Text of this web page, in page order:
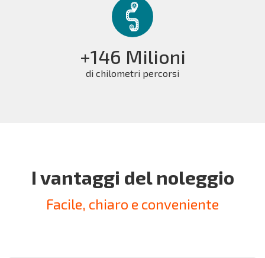
+146 Milioni
di chilometri percorsi
I vantaggi del noleggio
Facile, chiaro e conveniente